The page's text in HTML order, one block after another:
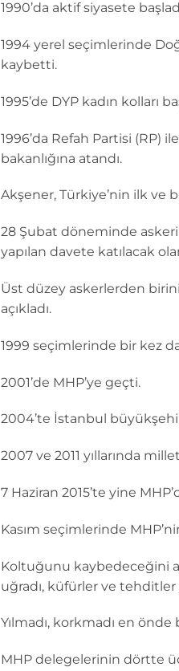
1990’da aktif siyasete
1994 yerel seçimlerinde
kaybetti.
1995’de DYP kadın kolları
1996’da Refah Partisi (RP)
bakanlığına atandı.
Akşener, Türkiye’nin ilk ve
28 Şubat döneminde
yapılan davete katılacak
Üst düzey askerlerden
açıkladı.
1999 seçimlerinde bir kez
2001’de MHP’ye geçti.
2004’te İstanbul
2007 ve 2011 yıllarında
7 Haziran 2015’te yine
Kasım seçimlerinde
Koltuğunu kaybedeceğini
uğradı, küfürler ve tehditler
Yılmadı, korkmadı en
MHP delegelerinin dörtte